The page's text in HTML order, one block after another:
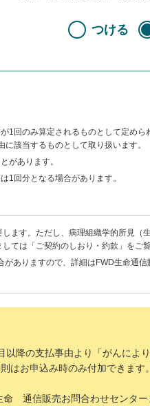
つける
1回のみ算定されるものとして定め
該当するものとして取り扱います。
があります。
1回分となる場合があります。
ます。ただし、病理組織学的所見（
ては「ご契約のしおり・約款」をご覧
ありますので、詳細はFWD生命通
降の支払事由より「がんによ
はお申込み時のみ付加できます
通信販売お問合わせセンタ